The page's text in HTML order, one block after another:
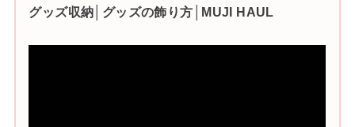
グッズ収納│グッズの飾り方│MUJI HAUL